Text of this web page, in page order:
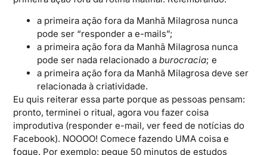
a primeira ação fora da Manhã Milagrosa nunca
pode ser “responder a e-mails”;
a primeira ação fora da Manhã Milagrosa nunca
pode ser nada relacionado aburocracia; e
a primeira ação fora da Manhã Milagrosa deve ser
relacionada à criatividade.
Eu quis reiterar essa parte porque as pessoas pensam:
pronto, terminei o ritual, agora vou fazer coisa
improdutiva (responder e-mail, ver feed de notícias do
Facebook). NOOOO! Comece fazendo UMA coisa e
foque. Por exemplo: pegue 50 minutos de estudos